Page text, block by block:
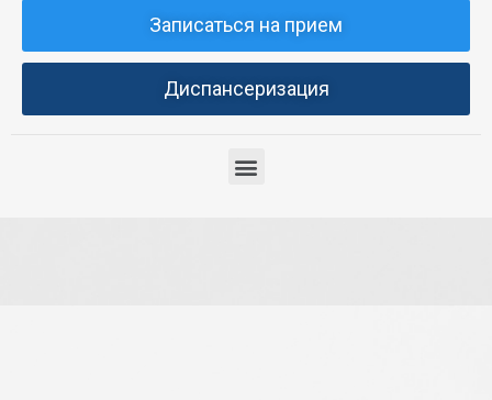
Записаться на прием
Диспансеризация